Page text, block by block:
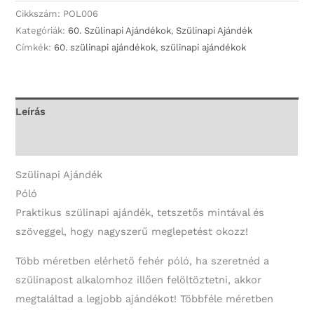
60
Évembe
került
Szülinapi
Cikkszám: POL006
Kategóriák: 60. Szülinapi Ajándékok,Szülinapi Ajándék
Címkék: 60. szülinapi ajándékok,szülinapi ajándékok
Leírás
Szülinapi Ajándék
Póló
Praktikus szülinapi ajándék, tetszetős mintával és
szöveggel, hogy nagyszerű meglepetést okozz!
Több méretben elérhető fehér póló, ha szeretnéd a
szülinapost alkalomhoz illően felöltöztetni, akkor
megtaláltad a legjobb ajándékot! Többféle méretben